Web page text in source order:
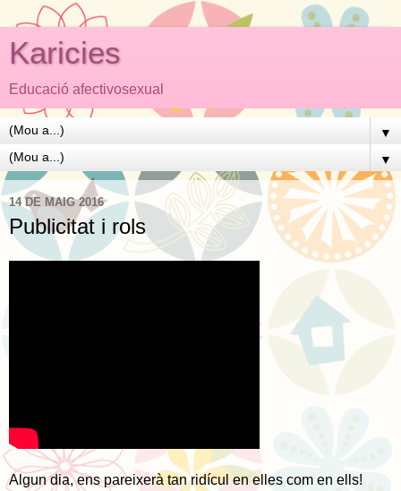
Karicies
Educació afectivosexual
▼
▼
14 DE MAIG 2016
Publicitat i rols
Algun dia, ens pareixerà tan ridícul en elles com en ells!